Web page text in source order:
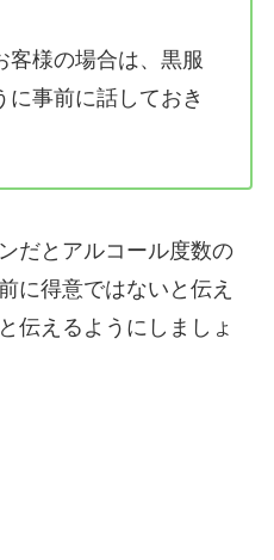
客様の場合は、黒服
に事前に話しておき
だとアルコール度数の
に得意ではないと伝え
伝えるようにしましょ